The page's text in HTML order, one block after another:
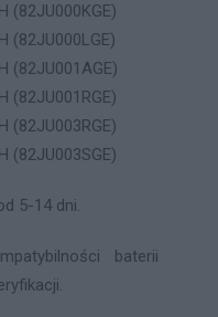
(82JU000KGE)
(82JU000LGE)
(82JU001AGE)
(82JU001RGE)
(82JU003RGE)
(82JU003SGE)
5-14 dni.
baterii